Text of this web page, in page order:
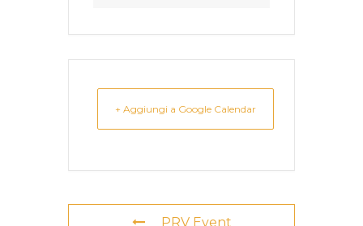
+ Aggiungi a Google Calendar
PRV Event